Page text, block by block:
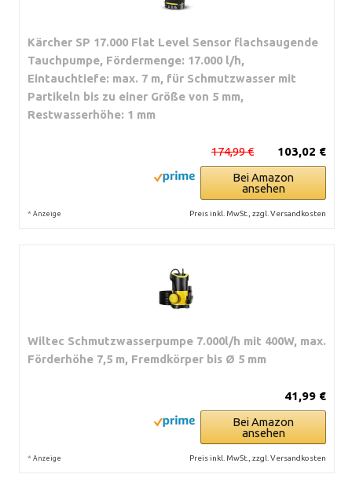
Kärcher SP 17.000 Flat Level Sensor flachsaugende
Tauchpumpe, Fördermenge: 17.000 l/h,
Eintauchtiefe: max. 7 m, für Schmutzwasser mit
Partikeln bis zu einer Größe von 5 mm,
Restwasserhöhe: 1 mm
103,02 €
174,99 €
Bei Amazon
ansehen
* Anzeige Preis inkl. MwSt., zzgl. Versandkosten
Wiltec Schmutzwasserpumpe 7.000l/h mit 400W, max.
Förderhöhe 7,5 m, Fremdkörper bis Ø 5 mm
41,99 €
Bei Amazon
ansehen
* Anzeige Preis inkl. MwSt., zzgl. Versandkosten